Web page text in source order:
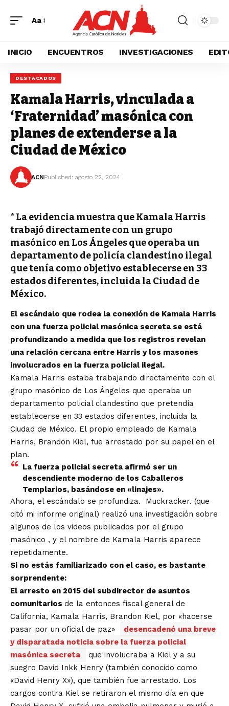
Aa
INICIO ENCUENTROS INVESTIGACIONES
DESTACADOS
Kamala Harris, vinculada a
‘Fraternidad’ masónica con
planes de extenderse a la
Ciudad de México
ACNPublished: agosto 22, 2024
* La evidencia muestra que Kamala Harris
trabajó directamente con un grupo
masónico en Los Ángeles que operaba un
departamento de policía clandestino ilegal
que tenía como objetivo establecerse en 33
estados diferentes, incluida la Ciudad de
México.
El escándalo que rodea la conexión de Kamala Harris
con una fuerza policial masónica secreta se está
profundizando a medida que los registros revelan
una relación cercana entre Harris y los masones
involucrados en la fuerza policial ilegal.
Kamala Harris estaba trabajando directamente con el
grupo masónico de Los Ángeles que operaba un
departamento policial clandestino que pretendía
establecerse en 33 estados diferentes, incluida la
Ciudad de México. El propio empleado de Kamala
Harris, Brandon Kiel, fue arrestado por su papel en el
plan.
La fuerza policial secreta afirmó ser un
descendiente moderno de los Caballeros
Templarios, basándose en «linajes».
Ahora, el escándalo se profundiza. Muckracker. (que
citó mi informe original) realizó una investigación sobre
algunos de los videos publicados por el grupo
masónico , y el nombre de Kamala Harris aparece
repetidamente.
Si no estás familiarizado con el caso, es bastante
sorprendente:
El arresto en 2015 del subdirector de asuntos
comunitarios de la entonces fiscal general de
California, Kamala Harris, Brandon Kiel, por «hacerse
pasar por un oficial de paz»
desencadenó una breve
y disparatada noticia sobre la fuerza policial
masónica secreta
que involucraba a Kiel y a su
suegro David Inkk Henry (también conocido como
«David Henry X»), que también fue arrestado. Los
cargos contra Kiel se retiraron el mismo día en que